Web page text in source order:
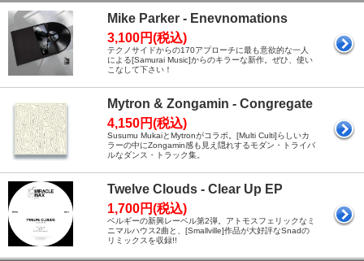
Mike Parker - Enevnomations
3,100円(税込)
テクノサイドからの170アプローチに最も意欲的な一人
による[Samurai Music]からのキラーな新作。ぜひ、使い
こなして下さい！
Mytron & Zongamin - Congregate
4,150円(税込)
Susumu MukaiとMytronがコラボ。[Multi Culti]らしいカ
ラーの中にZongamin感も見え隠れするモダン・トライバ
ルなダンス・トラック集。
Twelve Clouds - Clear Up EP
1,700円(税込)
ベルギーの新興レーベル第2弾。アトモスフェリックなミ
ニマルハウス2曲と、[Smallville]作品が大好評なSnadの
リミックスを収録!!